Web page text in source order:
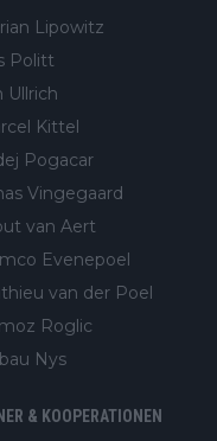
Lipowitz
Politt
Ullrich
Kittel
Pogacar
Vingegaard
van Aert
Evenepoel
van der Poel
Roglic
Nys
& KOOPERATIONEN